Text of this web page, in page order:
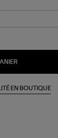
EN BOUTIQUE